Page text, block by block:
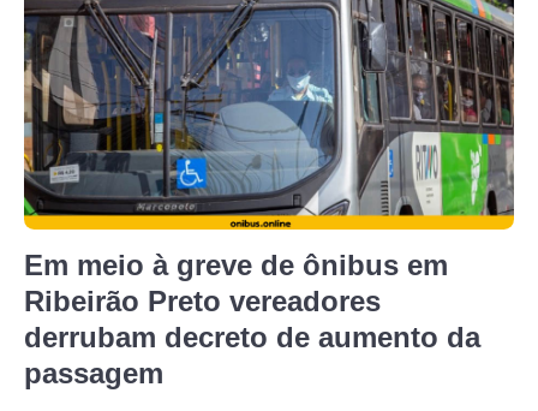
Minas Gerais
São Paulo
Rio de Janeiro
Espírito Santo
Paraná
Santa Catarina
Rio Grande do Sul
Em meio à greve de ônibus em
Ribeirão Preto vereadores
derrubam decreto de aumento da
passagem